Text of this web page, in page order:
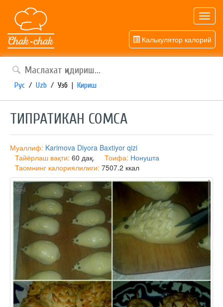
Калькулятор калорий
Рус / Uzb / Узб | Кириш
ТИПРАТИКАН СОМСА
Муаллиф: Karimova Diyora Baxtiyor qizi
Тайёрлаш вақти: 60 дақ. Тоифа: Нонушта
Таомнинг калориялилиги: 7507.2 ккал